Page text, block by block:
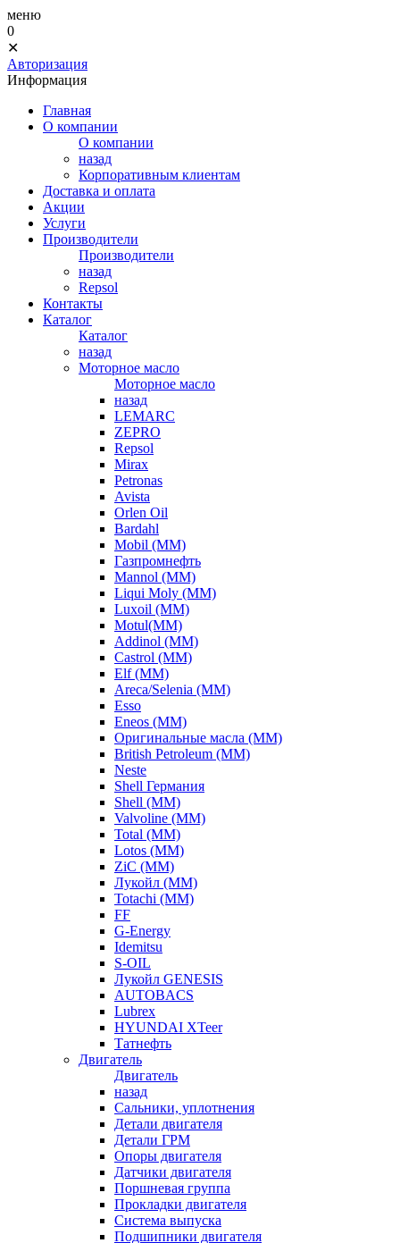
меню
0
✕
Авторизация
Информация
Главная
О компании
О компании
назад
Корпоративным клиентам
Доставка и оплата
Акции
Услуги
Производители
Производители
назад
Repsol
Контакты
Каталог
Каталог
назад
Моторное масло
Моторное масло
назад
LEMARC
ZEPRO
Repsol
Mirax
Petronas
Avista
Orlen Oil
Bardahl
Mobil (ММ)
Газпромнефть
Mannol (ММ)
Liqui Moly (ММ)
Luxoil (ММ)
Motul(ММ)
Addinol (ММ)
Castrol (ММ)
Elf (ММ)
Areca/Selenia (ММ)
Esso
Eneos (ММ)
Оригинальные масла (ММ)
British Petroleum (ММ)
Neste
Shell Германия
Shell (ММ)
Valvoline (ММ)
Total (ММ)
Lotos (ММ)
ZiC (ММ)
Лукойл (ММ)
Totachi (MM)
FF
G-Energy
Idemitsu
S-OIL
Лукойл GENESIS
AUTOBACS
Lubrex
HYUNDAI XTeer
Татнефть
Двигатель
Двигатель
назад
Сальники, уплотнения
Детали двигателя
Детали ГРМ
Опоры двигателя
Датчики двигателя
Поршневая группа
Прокладки двигателя
Система выпуска
Подшипники двигателя